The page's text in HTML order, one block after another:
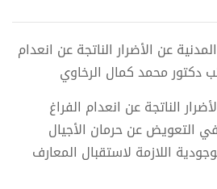
عن الأضرار الناتجة عن انعدام
الناتجة عن انعدام الفراغ
التعويض عن حرمان الأجيال
اللازمة لاستقبال المعارف